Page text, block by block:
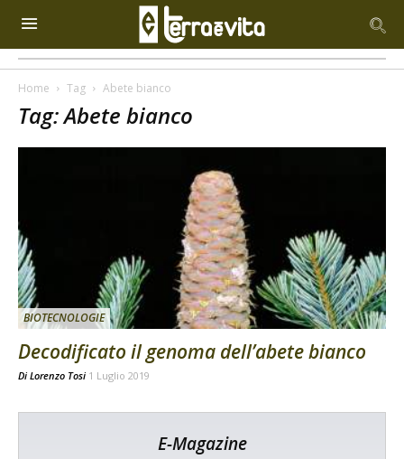
Home Tag Abete bianco
Tag: Abete bianco
BIOTECNOLOGIE
Decodificato il genoma dell’abete bianco
Di Lorenzo Tosi 1 Luglio 2019
E-Magazine